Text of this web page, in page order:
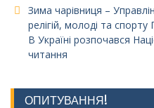
Зима чарівниця –
релігій, молоді та
В Україні розпочався
читання
ОПИТУВАННЯ!